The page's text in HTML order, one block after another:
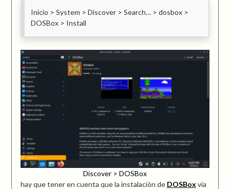
Inicio > System > Discover > Search… > dosbox >
DOSBox > Install
Discover > DOSBox
hay que tener en cuenta que la instalación de DOSBox vía